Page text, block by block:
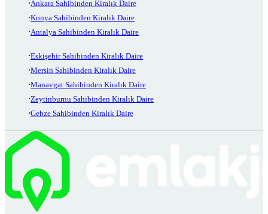
Ankara Sahibinden Kiralık Daire
Konya Sahibinden Kiralık Daire
Antalya Sahibinden Kiralık Daire
Eskişehir Sahibinden Kiralık Daire
Mersin Sahibinden Kiralık Daire
Manavgat Sahibinden Kiralık Daire
Zeytinburnu Sahibinden Kiralık Daire
Gebze Sahibinden Kiralık Daire